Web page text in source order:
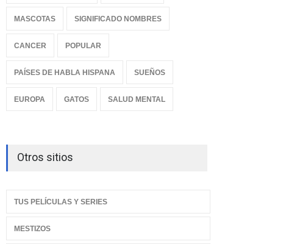
MASCOTAS SIGNIFICADO NOMBRES
CANCER POPULAR
PAÍSES DE HABLA HISPANA SUEÑOS
EUROPA GATOS SALUD MENTAL
Otros sitios
TUS PELÍCULAS Y SERIES
MESTIZOS